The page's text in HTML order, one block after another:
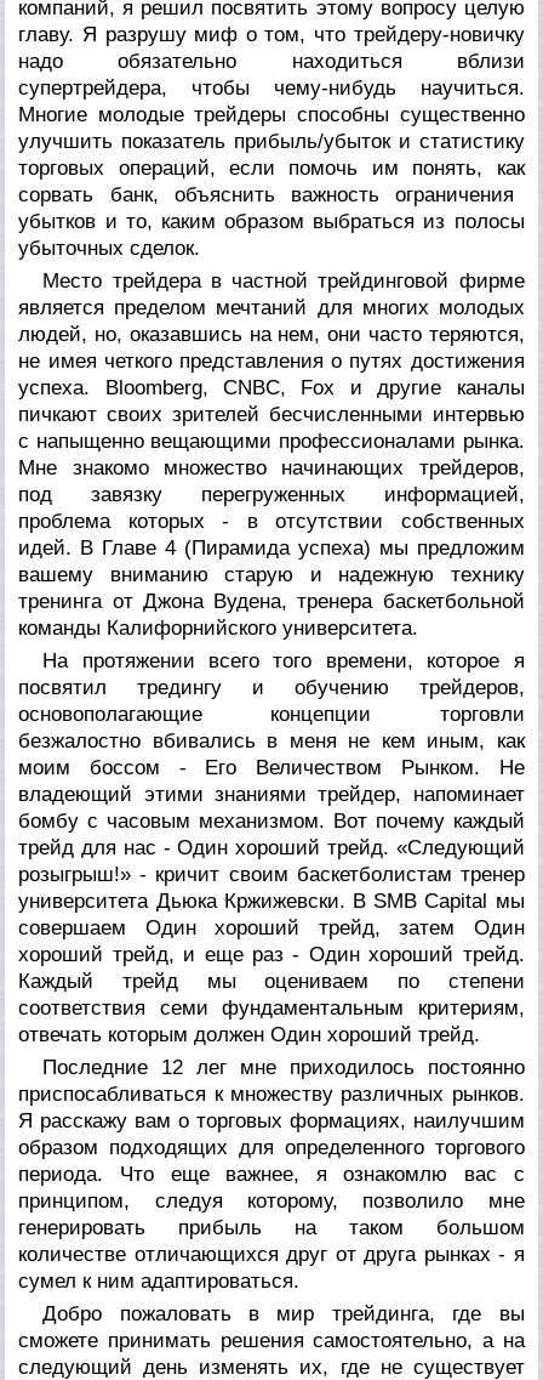
компаний, я решил посвятить этому вопросу целую
главу. Я разрушу миф о том, что трейдеру-новичку
надо обязательно находиться вблизи
супертрейдера, чтобы чему-нибудь научиться.
Многие молодые трейдеры способны существенно
улучшить показатель прибыль/убыток и статистику
торговых операций, если помочь им понять, как
сорвать банк, объяснить важность ограничения
убытков и то, каким образом выбраться из полосы
убыточных сделок.
Место трейдера в частной трейдинговой фирме
является пределом мечтаний для многих молодых
людей, но, оказавшись на нем, они часто теряются,
не имея четкого представления о путях достижения
успеха. Bloomberg, CNBC, Fox и другие каналы
пичкают своих зрителей бесчисленными интервью
с напыщенно вещающими профессионалами рынка.
Мне знакомо множество начинающих трейдеров,
под завязку перегруженных информацией,
проблема которых - в отсутствии собственных
идей. В Главе 4 (Пирамида успеха) мы предложим
вашему вниманию старую и надежную технику
тренинга от Джона Вудена, тренера баскетбольной
команды Калифорнийского университета.
На протяжении всего того времени, которое я
посвятил тредингу и обучению трейдеров,
основополагающие концепции торговли
безжалостно вбивались в меня не кем иным, как
моим боссом - Его Величеством Рынком. Не
владеющий этими знаниями трейдер, напоминает
бомбу с часовым механизмом. Вот почему каждый
трейд для нас - Один хороший трейд. «Следующий
розыгрыш!» - кричит своим баскетболистам тренер
университета Дьюка Кржижевски. В SMB Capital мы
совершаем Один хороший трейд, затем Один
хороший трейд, и еще раз - Один хороший трейд.
Каждый трейд мы оцениваем по степени
соответствия семи фундаментальным критериям,
отвечать которым должен Один хороший трейд.
Последние 12 лег мне приходилось постоянно
приспосабливаться к множеству различных рынков.
Я расскажу вам о торговых формациях, наилучшим
образом подходящих для определенного торгового
периода. Что еще важнее, я ознакомлю вас с
принципом, следуя которому, позволило мне
генерировать прибыль на таком большом
количестве отличающихся друг от друга рынках - я
сумел к ним адаптироваться.
Добро пожаловать в мир трейдинга, где вы
сможете принимать решения самостоятельно, а на
следующий день изменять их, где не существует